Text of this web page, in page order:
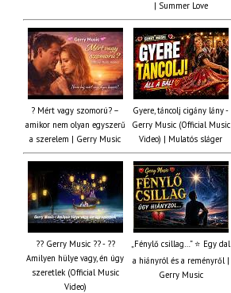
| Summer Love
? Mért vagy szomorú? –
amikor nem olyan egyszerű
a szerelem | Gerry Music
Gyere, táncolj cigány lány -
Gerry Music (Official Music
Video) | Mulatós sláger
?? Gerry Music ?? - ??
Amilyen hülye vagy, én úgy
szeretlek (Official Music
Video)
„Fénylő csillag…” ⭐ Egy dal
a hiányról és a reményről |
Gerry Music